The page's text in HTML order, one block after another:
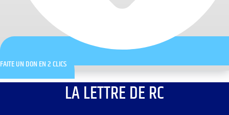
FAITE UN DON EN 2 CLICS
LA LETTRE DE RC